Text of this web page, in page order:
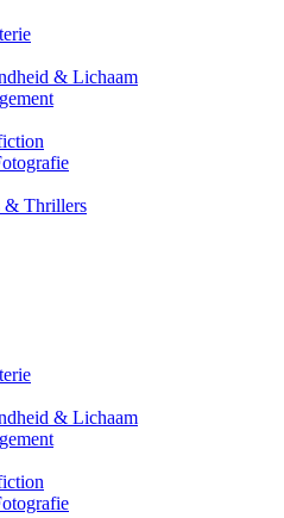
& Lichaam
& Thrillers
& Lichaam